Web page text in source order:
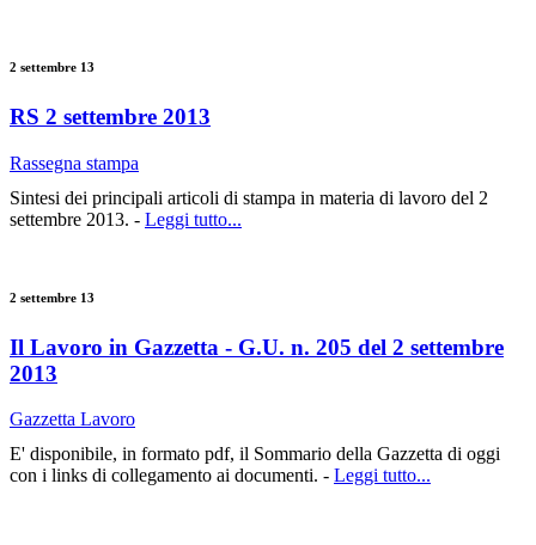
2 settembre 13
RS 2 settembre 2013
Rassegna stampa
Sintesi dei principali articoli di stampa in materia di lavoro del 2
settembre 2013. - Leggi tutto...
2 settembre 13
Il Lavoro in Gazzetta - G.U. n. 205 del 2 settembre
2013
Gazzetta Lavoro
E' disponibile, in formato pdf, il Sommario della Gazzetta di oggi
con i links di collegamento ai documenti. - Leggi tutto...